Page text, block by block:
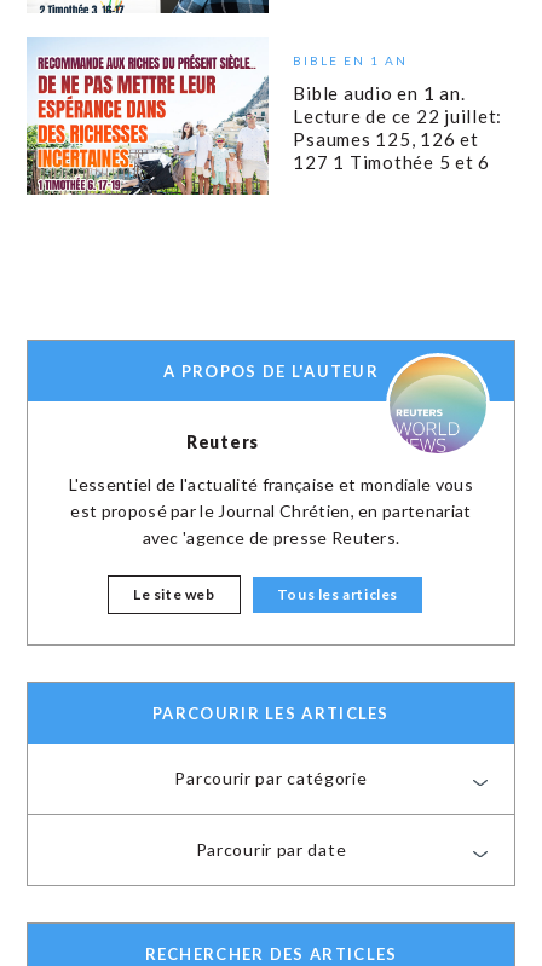
BIBLE EN 1 AN
Bible audio en 1 an.
Lecture de ce 22 juillet:
Psaumes 125, 126 et
127 1 Timothée 5 et 6
A PROPOS DE L'AUTEUR
Reuters
L'essentiel de l'actualité française et mondiale vous
est proposé par le Journal Chrétien, en partenariat
avec 'agence de presse Reuters.
Le site web Tous les articles
PARCOURIR LES ARTICLES
Parcourir par catégorie
Parcourir par date
RECHERCHER DES ARTICLES